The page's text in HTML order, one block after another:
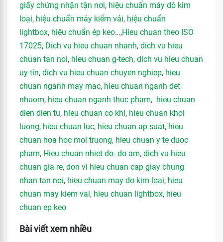
giấy chứng nhận tận nơi, hiệu chuẩn máy dò kim
loại, hiệu chuẩn máy kiểm vải, hiệu chuẩn
lightbox, hiệu chuẩn ép keo…,Hieu chuan theo ISO
17025, Dich vu hieu chuan nhanh, dich vu hieu
chuan tan noi, hieu chuan g-tech, dich vu hieu chuan
uy tín, dich vu hieu chuan chuyen nghiep, hieu
chuan nganh may mac, hieu chuan nganh det
nhuom, hieu chuan nganh thuc pham, hieu chuan
dien dien tu, hieu chuan co khi, hieu chuan khoi
luong, hieu chuan luc, hieu chuan ap suat, hieu
chuan hoa hoc moi truong, hieu chuan y te duoc
pham, Hieu chuan nhiet do- do am, dich vu hieu
chuan gia re, don vi hieu chuan cap giay chung
nhan tan noi, hieu chuan may do kim loai, hieu
chuan may kiem vai, hieu chuan lightbox, hieu
chuan ep keo
Bài viết xem nhiều